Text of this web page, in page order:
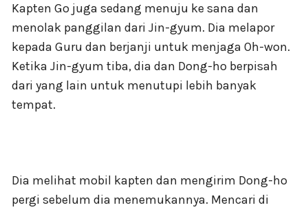
Kapten Go juga sedang menuju ke sana dan
menolak panggilan dari Jin-gyum. Dia melapor
kepada Guru dan berjanji untuk menjaga Oh-won.
Ketika Jin-gyum tiba, dia dan Dong-ho berpisah
dari yang lain untuk menutupi lebih banyak
tempat.
Dia melihat mobil kapten dan mengirim Dong-ho
pergi sebelum dia menemukannya. Mencari di